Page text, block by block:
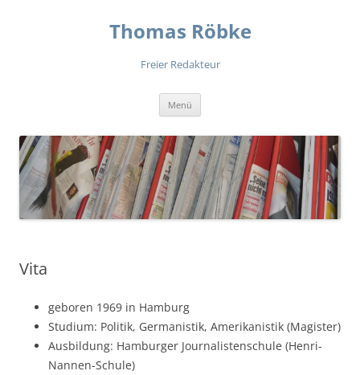
Thomas Röbke
Freier Redakteur
Menü
Vita
geboren 1969 in Hamburg
Studium: Politik, Germanistik, Amerikanistik (Magister)
Ausbildung: Hamburger Journalistenschule (Henri-
Nannen-Schule)